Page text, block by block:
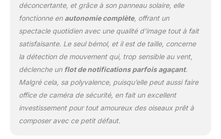
pour oiseaux prend en
charge le Wi-Fi 2,4 GHz
la 5G), veuillez l'installer à
un endroit avec un bon
signal Wi-Fi pour faciliter
l'équipement. Cette
caméra intelligente pour
oiseaux stocke jusqu'à 3
jours de photos et de
vidéos gratuitement, et
vous pouvez l'étendre
déconcertante, et grâce à son panneau solaire, elle
fonctionne en autonomie complète, offrant un
spectacle quotidien avec une qualité d’image tout à fait
satisfaisante. Le seul bémol, et il est de taille, concerne
la détection de mouvement qui, trop sensible au vent,
déclenche un flot de notifications parfois agaçant.
Malgré cela, sa polyvalence, puisqu’elle peut aussi faire
office de caméra de sécurité, en fait un excellent
investissement pour tout amoureux des oiseaux prêt à
composer avec ce petit défaut.